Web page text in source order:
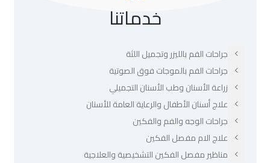
خدماتنا
جراحات الفم بالليزر وتجميل اللثة
جراحات الفم بالموجات فوق الصوتية
زراعة الأسنان وطب الأسنان التجميلي
علاج أسنان الأطفال والرعاية العامة للأسنان
جراحات الوجه والفم والفكين
علاج الام مفصل الفكين
مناظير مفصل الفكين التشخيصية والعلاجية